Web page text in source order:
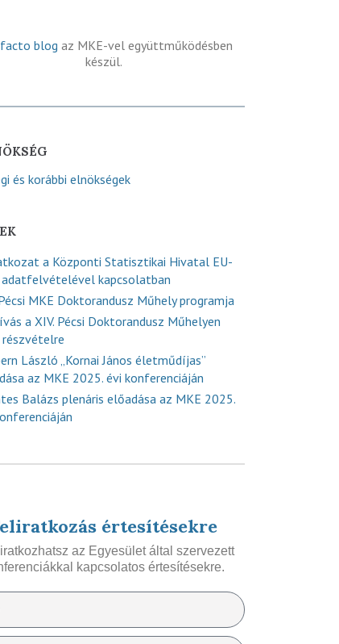
blog az MKE-vel együttműködésben
készül.
és korábbi elnökségek
a Központi Statisztikai Hivatal EU-
adatfelvételével kapcsolatban
MKE Doktorandusz Műhely programja
a XIV. Pécsi Doktorandusz Műhelyen
László „Kornai János életműdíjas”
az MKE 2025. évi konferenciáján
Balázs plenáris előadása az MKE 2025.
értesítésekre
az Egyesület által szervezett
kapcsolatos értesítésekre.